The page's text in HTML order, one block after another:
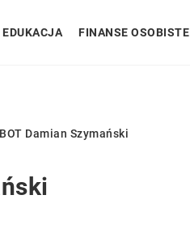
EDUKACJA FINANSE OSOBISTE
Damian Szymański